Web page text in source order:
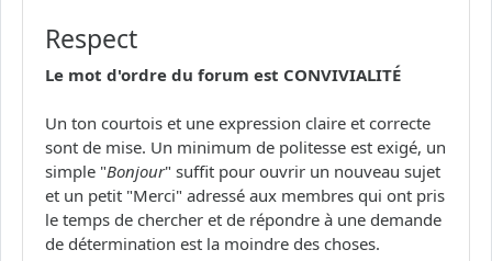
Respect
Le mot d'ordre du forum est CONVIVIALITÉ
Un ton courtois et une expression claire et correcte
sont de mise. Un minimum de politesse est exigé, un
simple "Bonjour" suffit pour ouvrir un nouveau sujet
et un petit "Merci" adressé aux membres qui ont pris
le temps de chercher et de répondre à une demande
de détermination est la moindre des choses.